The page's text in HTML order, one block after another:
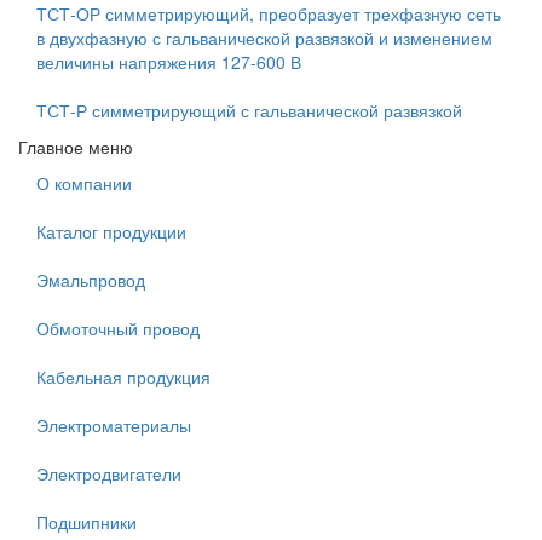
ТСТ-ОР симметрирующий, преобразует трехфазную сеть
в двухфазную с гальванической развязкой и изменением
величины напряжения 127-600 В
ТСТ-Р симметрирующий с гальванической развязкой
Главное меню
О компании
Каталог продукции
Эмальпровод
Обмоточный провод
Кабельная продукция
Электроматериалы
Электродвигатели
Подшипники